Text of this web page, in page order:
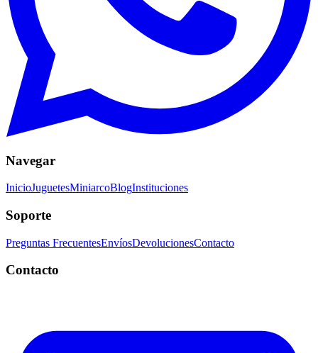
Navegar
InicioJuguetesMiniarcoBlogInstituciones
Soporte
Preguntas FrecuentesEnvíosDevolucionesContacto
Contacto